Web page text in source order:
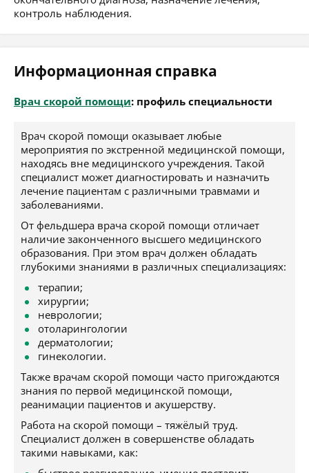
контроль наблюдения.
Информационная справка
Врач скорой помощи: профиль специальности
Врач скорой помощи оказывает любые
мероприятия по экстренной медицинской помощи,
находясь вне медицинского учреждения. Такой
специалист может диагностировать и назначить
лечение пациентам с различными травмами и
заболеваниями.
От фельдшера врача скорой помощи отличает
наличие законченного высшего медицинского
образования. При этом врач должен обладать
глубокими знаниями в различных специализациях:
терапии;
хирургии;
неврологии;
отоларингологии
дерматологии;
гинекологии.
Также врачам скорой помощи часто пригождаются
знания по первой медицинской помощи,
реанимации пациентов и акушерству.
Работа на скорой помощи – тяжёлый труд.
Специалист должен в совершенстве обладать
такими навыками, как: